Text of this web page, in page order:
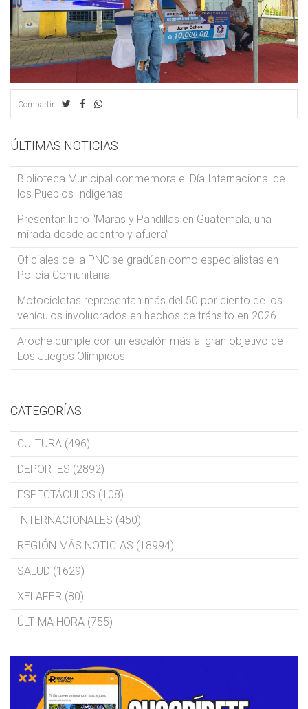
Compartir:
ÚLTIMAS NOTICIAS
Biblioteca Municipal conmemora el Día Internacional de
los Pueblos Indígenas
Presentan libro “Maras y Pandillas en Guatemala, una
mirada desde adentro y afuera”
Oficiales de la PNC se gradúan como especialistas en
Policía Comunitaria
Motocicletas representan más del 50 por ciento de los
vehículos involucrados en hechos de tránsito en 2026
Aroche cumple con un escalón más al gran objetivo de
Los Juegos Olímpicos
CATEGORÍAS
CULTURA (496)
DEPORTES (2892)
ESPECTÁCULOS (108)
INTERNACIONALES (450)
REGIÓN MÁS NOTICIAS (18994)
SALUD (1629)
XELAFER (80)
ÚLTIMA HORA (755)